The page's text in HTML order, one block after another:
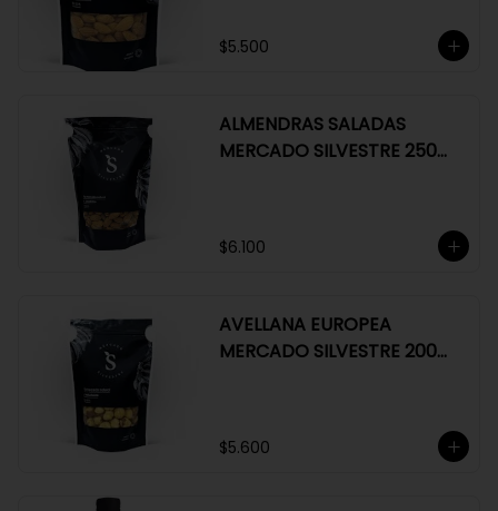
$5.500
ALMENDRAS SALADAS
MERCADO SILVESTRE 250
$6.100
AVELLANA EUROPEA
MERCADO SILVESTRE 200
$5.600